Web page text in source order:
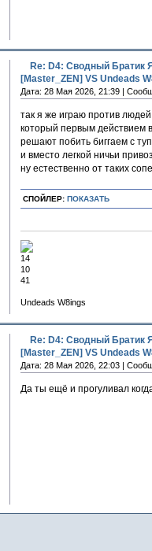
Re: D4: Сводный Братик
[Master_ZEN] VS Undeads
Дата: 28 Мая 2026, 21:39 |
так я же играю против
который первым действием
решают побить биггаем с
и вместо легкой ничьи
ну естественно от таких
СПОЙЛЕР: ПОКАЗАТЬ
14
10
41
Undeads W8ings
Re: D4: Сводный Братик
[Master_ZEN] VS Undeads
Дата: 28 Мая 2026, 22:03 |
Да ты ещё и прогуливал